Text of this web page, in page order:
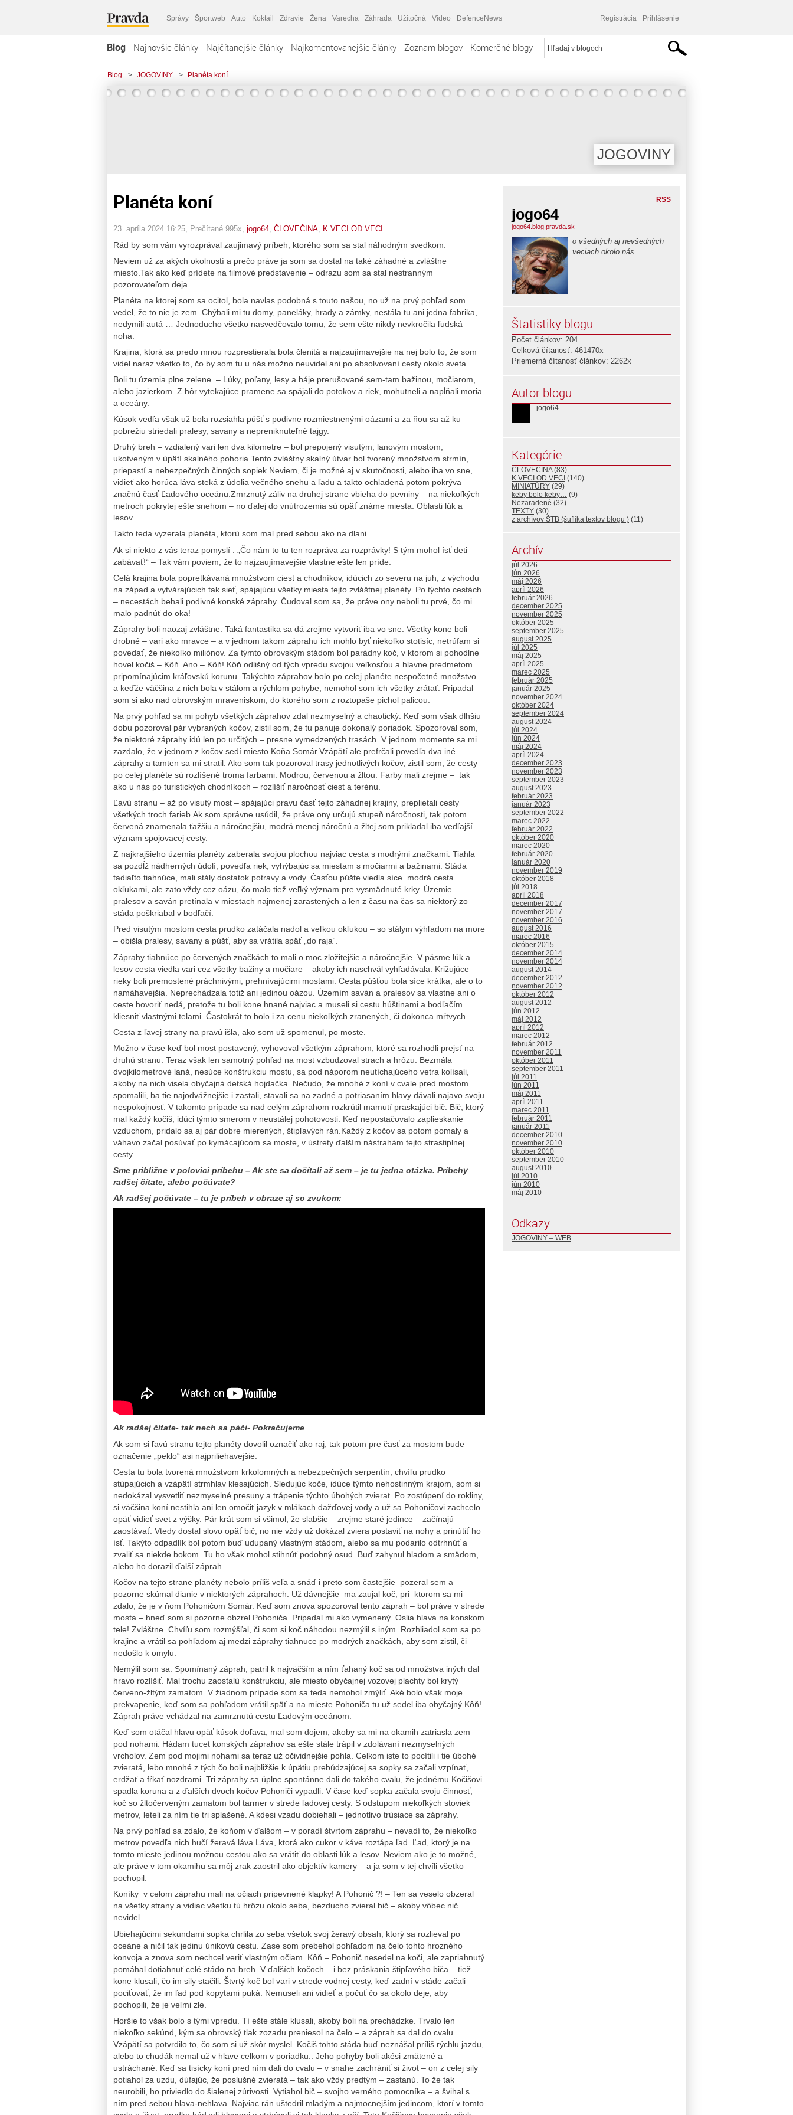
Správy Športweb Auto Koktail Zdravie Žena Varecha Záhrada Užitočná Video DefenceNews Registrácia Prihlásenie
Blog Najnovšie články Najčítanejšie články Najkomentovanejšie články Zoznam blogov Komerčné blogy
Blog > JOGOVINY > Planéta koní
JOGOVINY
Planéta koní
23. apríla 2024 16:25 , Prečítané 995x, jogo64 ČLOVEČINA K VECI OD VECI
Rád by som vám vyrozprával zaujimavý príbeh, ktorého som sa stal náhodným svedkom.
Neviem už za akých okolností a prečo práve ja som sa dostal na také záhadné a zvláštne
miesto.Tak ako keď prídete na filmové predstavenie – odrazu som sa stal nestranným
pozorovateľom deja.
Planéta na ktorej som sa ocitol, bola navlas podobná s touto našou, no už na prvý pohľad som
vedel, že to nie je zem. Chýbali mi tu domy, paneláky, hrady a zámky, nestála tu ani jedna fabrika,
nedymili autá … Jednoducho všetko nasvedčovalo tomu, že sem ešte nikdy nevkročila ľudská
noha.
Krajina, ktorá sa predo mnou rozprestierala bola členitá a najzaujímavejšie na nej bolo to, že som
videl naraz všetko to, čo by som tu u nás možno neuvidel ani po absolvovaní cesty okolo sveta.
Boli tu územia plne zelene. – Lúky, poľany, lesy a háje prerušované sem-tam bažinou, močiarom,
alebo jazierkom. Z hôr vytekajúce pramene sa spájali do potokov a riek, mohutneli a napĺňali moria
a oceány.
Kúsok vedľa však už bola rozsiahla púšť s podivne rozmiestnenými oázami a za ňou sa až ku
pobrežiu striedali pralesy, savany a nepreniknuteľné tajgy.
Druhý breh – vzdialený vari len dva kilometre – bol prepojený visutým, lanovým mostom,
ukotveným v úpätí skalného pohoria.Tento zvláštny skalný útvar bol tvorený množstvom strmín,
priepastí a nebezpečných činných sopiek.Neviem, či je možné aj v skutočnosti, alebo iba vo sne,
vidieť ako horúca láva steká z údolia večného snehu a ľadu a takto ochladená potom pokrýva
značnú časť Ľadového oceánu.Zmrznutý záliv na druhej strane vbieha do pevniny – na niekoľkých
metroch pokrytej ešte snehom – no ďalej do vnútrozemia sú opäť známe miesta. Oblasti lúk a
lesov.
Takto teda vyzerala planéta, ktorú som mal pred sebou ako na dlani.
Ak si niekto z vás teraz pomyslí : „Čo nám to tu ten rozpráva za rozprávky! S tým mohol ísť deti
zabávať!“ – Tak vám poviem, že to najzaujímavejšie vlastne ešte len príde.
Celá krajina bola popretkávaná množstvom ciest a chodníkov, idúcich zo severu na juh, z východu
na západ a vytvárajúcich tak sieť, spájajúcu všetky miesta tejto zvláštnej planéty. Po týchto cestách
– necestách behali podivné konské záprahy. Čudoval som sa, že práve ony neboli tu prvé, čo mi
malo padnúť do oka!
Záprahy boli naozaj zvláštne. Taká fantastika sa dá zrejme vytvoriť iba vo sne. Všetky kone boli
drobné – vari ako mravce – a v jednom takom záprahu ich mohlo byť niekoľko stotisíc, netrúfam si
povedať, že niekoľko miliónov. Za týmto obrovským stádom bol parádny koč, v ktorom si pohodlne
hovel kočiš – Kôň. Ano – Kôň! Kôň odlišný od tých vpredu svojou veľkosťou a hlavne predmetom
pripomínajúcim kráľovskú korunu. Takýchto záprahov bolo po celej planéte nespočetné množstvo
a keďže väčšina z nich bola v stálom a rýchlom pohybe, nemohol som ich všetky zrátať. Pripadal
som si ako nad obrovským mraveniskom, do ktorého som z roztopaše pichol palicou.
Na prvý pohľad sa mi pohyb všetkých záprahov zdal nezmyselný a chaotický. Keď som však dlhšiu
dobu pozoroval pár vybraných kočov, zistil som, že tu panuje dokonalý poriadok. Spozoroval som,
že niektoré záprahy idú len po určitých – presne vymedzených trasách. V jednom momente sa mi
zazdalo, že v jednom z kočov sedí miesto Koňa Somár.Vzápätí ale prefrčali povedľa dva iné
záprahy a tamten sa mi stratil. Ako som tak pozoroval trasy jednotlivých kočov, zistil som, že cesty
po celej planéte sú rozlíšené troma farbami. Modrou, červenou a žltou. Farby mali zrejme – tak
ako u nás po turistických chodníkoch – rozlíšiť náročnosť ciest a terénu.
Ľavú stranu – až po visutý most – spájajúci pravu časť tejto záhadnej krajiny, preplietali cesty
všetkých troch farieb.Ak som správne usúdil, že práve ony určujú stupeň náročnosti, tak potom
červená znamenala ťažšiu a náročnejšiu, modrá menej náročnú a žltej som prikladal iba vedľajší
význam spojovacej cesty.
Z najkrajšieho územia planéty zaberala svojou plochou najviac cesta s modrými značkami. Tiahla
sa pozdĺž nádherných údolí, povedľa riek, vyhýbajúc sa miestam s močiarmi a bažinami. Stáda
tadiaľto tiahnúce, mali stály dostatok potravy a vody. Časťou púšte viedla síce modrá cesta
okľukami, ale zato vždy cez oázu, čo malo tiež veľký význam pre vysmädnuté krky. Územie
pralesov a saván pretínala v miestach najmenej zarastených a len z času na čas sa niektorý zo
stáda poškriabal v bodľačí.
Pred visutým mostom cesta prudko zatáčala nadol a veľkou okľukou – so stálym výhľadom na more
– obišla pralesy, savany a púšť, aby sa vrátila späť „do raja“.
Záprahy tiahnúce po červených značkách to mali o moc zložitejšie a náročnejšie. V pásme lúk a
lesov cesta viedla vari cez všetky bažiny a močiare – akoby ich naschvál vyhľadávala. Križujúce
rieky boli premostené práchnivými, prehnívajúcimi mostami. Cesta púšťou bola síce krátka, ale o to
namáhavejšia. Neprechádzala totiž ani jedinou oázou. Územím saván a pralesov sa vlastne ani o
ceste hovoriť nedá, pretože tu boli kone hnané najviac a museli si cestu húštinami a bodľačím
kliesniť vlastnými telami. Častokrát to bolo i za cenu niekoľkých zranených, či dokonca mŕtvych …
Cesta z ľavej strany na pravú išla, ako som už spomenul, po moste.
Možno v čase keď bol most postavený, vyhovoval všetkým záprahom, ktoré sa rozhodli prejsť na
druhú stranu. Teraz však len samotný pohľad na most vzbudzoval strach a hrôzu. Bezmála
dvojkilometrové laná, nesúce konštrukciu mostu, sa pod náporom neutíchajúceho vetra kolísali,
akoby na nich visela obyčajná detská hojdačka. Nečudo, že mnohé z koní v cvale pred mostom
spomalili, ba tie najodvážnejšie i zastali, stavali sa na zadné a potriasaním hlavy dávali najavo svoju
nespokojnosť. V takomto prípade sa nad celým záprahom rozkrútil mamutí praskajúci bič. Bič, ktorý
mal každý kočiš, idúci týmto smerom v neustálej pohotovosti. Keď nepostačovalo zaplieskanie
vzduchom, pridalo sa aj pár dobre mierených, štipľavých rán.Každý z kočov sa potom pomaly a
váhavo začal posúvať po kymácajúcom sa moste, v ústrety ďalším nástrahám tejto strastiplnej
cesty.
Sme približne v polovici príbehu – Ak ste sa dočítali až sem – je tu jedna otázka. Príbehy
radšej čítate, alebo počúvate?
Ak radšej počúvate – tu je príbeh v obraze aj so zvukom:
Ak radšej čítate- tak nech sa páči- Pokračujeme
Ak som si ľavú stranu tejto planéty dovolil označiť ako raj, tak potom pre časť za mostom bude
označenie „peklo“ asi najpriliehavejšie.
Cesta tu bola tvorená množstvom krkolomných a nebezpečných serpentín, chvíľu prudko
stúpajúcich a vzápätí strmhlav klesajúcich. Sledujúc koče, idúce týmto nehostinným krajom, som si
nedokázal vysvetliť nezmyselné presuny a trápenie týchto úbohých zvierat. Po zostúpení do rokliny,
si väčšina koní nestihla ani len omočiť jazyk v mlákach dažďovej vody a už sa Pohoničovi zachcelo
opäť vidieť svet z výšky. Pár krát som si všimol, že slabšie – zrejme staré jedince – začínajú
zaostávať. Vtedy dostal slovo opäť bič, no nie vždy už dokázal zviera postaviť na nohy a prinútiť ho
ísť. Takýto odpadlík bol potom buď udupaný vlastným stádom, alebo sa mu podarilo odtrhnúť a
zvaliť sa niekde bokom. Tu ho však mohol stihnúť podobný osud. Buď zahynul hladom a smädom,
alebo ho dorazil ďalší záprah.
Kočov na tejto strane planéty nebolo príliš veľa a snáď i preto som častejšie pozeral sem a
pozorne skúmal dianie v niektorých záprahoch. Už dávnejšie ma zaujal koč, pri ktorom sa mi
zdalo, že je v ňom Pohoničom Somár. Keď som znova spozoroval tento záprah – bol práve v strede
mosta – hneď som si pozorne obzrel Pohoniča. Pripadal mi ako vymenený. Oslia hlava na konskom
tele! Zvláštne. Chvíľu som rozmýšľal, či som si koč náhodou nezmýlil s iným. Rozhliadol som sa po
krajine a vrátil sa pohľadom aj medzi záprahy tiahnuce po modrých značkách, aby som zistil, či
nedošlo k omylu.
Nemýlil som sa. Spomínaný záprah, patril k najväčším a ním ťahaný koč sa od množstva iných dal
hravo rozlíšiť. Mal trochu zaostalú konštrukciu, ale miesto obyčajnej vozovej plachty bol krytý
červeno-žltým zamatom. V žiadnom prípade som sa teda nemohol zmýliť. Aké bolo však moje
prekvapenie, keď som sa pohľadom vrátil späť a na mieste Pohoniča tu už sedel iba obyčajný Kôň!
Záprah práve vchádzal na zamrznutú cestu Ľadovým oceánom.
Keď som otáčal hlavu opäť kúsok doľava, mal som dojem, akoby sa mi na okamih zatriasla zem
pod nohami. Hádam tucet konských záprahov sa ešte stále trápil v zdolávaní nezmyselných
vrcholov. Zem pod mojimi nohami sa teraz už očividnejšie pohla. Celkom iste to pocítili i tie úbohé
zvieratá, lebo mnohé z tých čo boli najbližšie k úpätiu prebúdzajúcej sa sopky sa začali vzpínať,
erdžať a fŕkať nozdrami. Tri záprahy sa úplne spontánne dali do takého cvalu, že jednému Kočišovi
spadla koruna a z ďalších dvoch kočov Pohoniči vypadli. V čase keď sopka začala svoju činnosť,
koč so žltočerveným zamatom bol tarmer v strede ľadovej cesty. S odstupom niekoľkých stoviek
metrov, leteli za ním tie tri splašené. A kdesi vzadu dobiehali – jednotlivo trúsiace sa záprahy.
Na prvý pohľad sa zdalo, že koňom v ďalšom – v poradí štvrtom záprahu – nevadí to, že niekoľko
metrov povedľa nich hučí žeravá láva.Láva, ktorá ako cukor v káve roztápa ľad. Ľad, ktorý je na
tomto mieste jedinou možnou cestou ako sa vrátiť do oblasti lúk a lesov. Neviem ako je to možné,
ale práve v tom okamihu sa môj zrak zaostril ako objektív kamery – a ja som v tej chvíli všetko
pochopil.
Koníky v celom záprahu mali na očiach pripevnené klapky! A Pohonič ?! – Ten sa veselo obzeral
na všetky strany a vidiac všetku tú hrôzu okolo seba, bezducho zvieral bič – akoby vôbec nič
nevidel…
Ubiehajúcimi sekundami sopka chrlila zo seba všetok svoj žeravý obsah, ktorý sa rozlieval po
oceáne a ničil tak jedinu únikovú cestu. Zase som prebehol pohľadom na čelo tohto hrozného
konvoja a znova som nechcel veriť vlastným očiam. Kôň – Pohonič nesedel na koči, ale zapriahnutý
pomáhal dotiahnuť celé stádo na breh. V ďalších kočoch – i bez práskania štipľavého biča – tiež
kone klusali, čo im sily stačili. Štvrtý koč bol vari v strede vodnej cesty, keď zadní v stáde začali
pociťovať, že im ľad pod kopytami puká. Nemuseli ani vidieť a počuť čo sa okolo deje, aby
pochopili, že je veľmi zle.
Horšie to však bolo s tými vpredu. Tí ešte stále klusali, akoby boli na prechádzke. Trvalo len
niekoľko sekúnd, kým sa obrovský tlak zozadu preniesol na čelo – a záprah sa dal do cvalu.
Vzápätí sa potvrdilo to, čo som si už skôr myslel. Kočiš tohto stáda buď neznášal príliš rýchlu jazdu,
alebo to chudák nemal už v hlave celkom v poriadku.. Jeho pohyby boli akési zmätené a
ustráchané. Keď sa tisícky koní pred ním dali do cvalu – v snahe zachrániť si život – on z celej sily
potiahol za uzdu, dúfajúc, že poslušné zvieratá – tak ako vždy predtým – zastanú. To že tak
neurobili, ho priviedlo do šialenej zúrivosti. Vytiahol bič – svojho verného pomocníka – a švihal s
ním pred sebou hlava-nehlava. Najviac rán uštedril mladým a najmocnejším jedincom, ktorí v tomto
RSS
jogo64
jogo64.blog.pravda.sk
o všedných aj nevšedných
veciach okolo nás
Štatistiky blogu
Počet článkov: 204
Celková čítanosť: 461470x
Priemerná čítanosť článkov: 2262x
Autor blogu
jogo64
Kategórie
ČLOVEČINA(83)
K VECI OD VECI (140)
MINIATÚRY (29)
keby bolo keby… (9)
Nezaradené (32)
TEXTY (30)
z archívov ŠTB (šuflíka textov blogu ) (11)
Archív
júl 2026
jún 2026
máj 2026
apríl 2026
február 2026
december 2025
november 2025
október 2025
september 2025
august 2025
júl 2025
máj 2025
apríl 2025
marec 2025
február 2025
január 2025
november 2024
október 2024
september 2024
august 2024
júl 2024
jún 2024
máj 2024
apríl 2024
december 2023
november 2023
september 2023
august 2023
február 2023
január 2023
september 2022
marec 2022
február 2022
október 2020
marec 2020
február 2020
január 2020
november 2019
október 2018
júl 2018
apríl 2018
december 2017
november 2017
november 2016
august 2016
marec 2016
október 2015
december 2014
november 2014
august 2014
december 2012
november 2012
október 2012
august 2012
jún 2012
máj 2012
apríl 2012
marec 2012
február 2012
november 2011
október 2011
september 2011
júl 2011
jún 2011
máj 2011
apríl 2011
marec 2011
február 2011
január 2011
december 2010
november 2010
október 2010
september 2010
august 2010
júl 2010
jún 2010
máj 2010
Odkazy
JOGOVINY – WEB